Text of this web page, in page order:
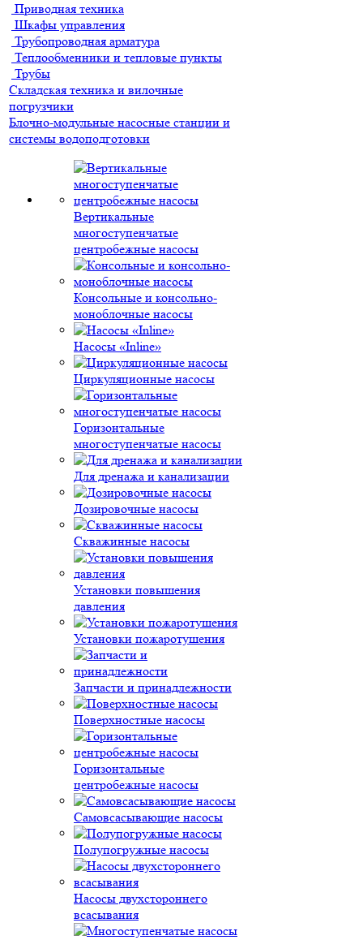
Приводная техника
Шкафы управления
Трубопроводная арматура
Теплообменники и тепловые пункты
Трубы
Складская техника и вилочные
погрузчики
Блочно-модульные насосные станции и
системы водоподготовки
Вертикальные
многоступенчатые
центробежные насосы
Консольные и консольно-
моноблочные насосы
Насосы «Inline»
Циркуляционные насосы
Горизонтальные
многоступенчатые насосы
Для дренажа и канализации
Дозировочные насосы
Скважинные насосы
Установки повышения
давления
Установки пожаротушения
Запчасти и принадлежности
Поверхностные насосы
Горизонтальные
центробежные насосы
Самовсасывающие насосы
Полупогружные насосы
Насосы двухстороннего
всасывания